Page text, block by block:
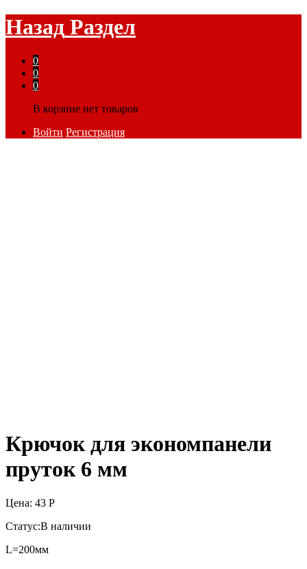
Назад Раздел
0
0
0
В корзине нет товаров
Войти Регистрация
Крючок для экономпанели
пруток 6 мм
Цена: 43 Р
Статус:В наличии
L=200мм